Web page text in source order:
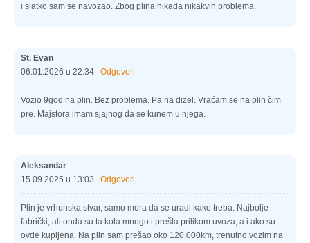
i slatko sam se navozao. Zbog plina nikada nikakvih problema.
St. Evan
06.01.2026 u 22:34 Odgovori
Vozio 9god na plin. Bez problema. Pa na dizel. Vraćam se na plin čim
pre. Majstora imam sjajnog da se kunem u njega.
Aleksandar
15.09.2025 u 13:03 Odgovori
Plin je vrhunska stvar, samo mora da se uradi kako treba. Najbolje
fabrički, ali onda su ta kola mnogo i prešla prilikom uvoza, a i ako su
ovde kupljena. Na plin sam prešao oko 120.000km, trenutno vozim na